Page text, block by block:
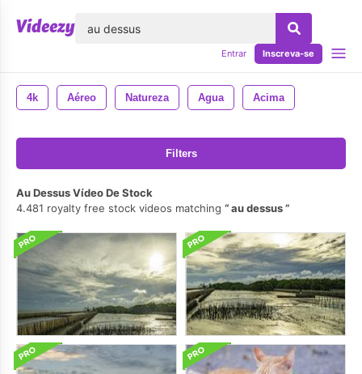
Entrar Inscreva-se
4k Aéreo Natureza Agua Acima
Filters
Au Dessus Vídeo De Stock
4.481 royalty free stock videos matching
au dessus